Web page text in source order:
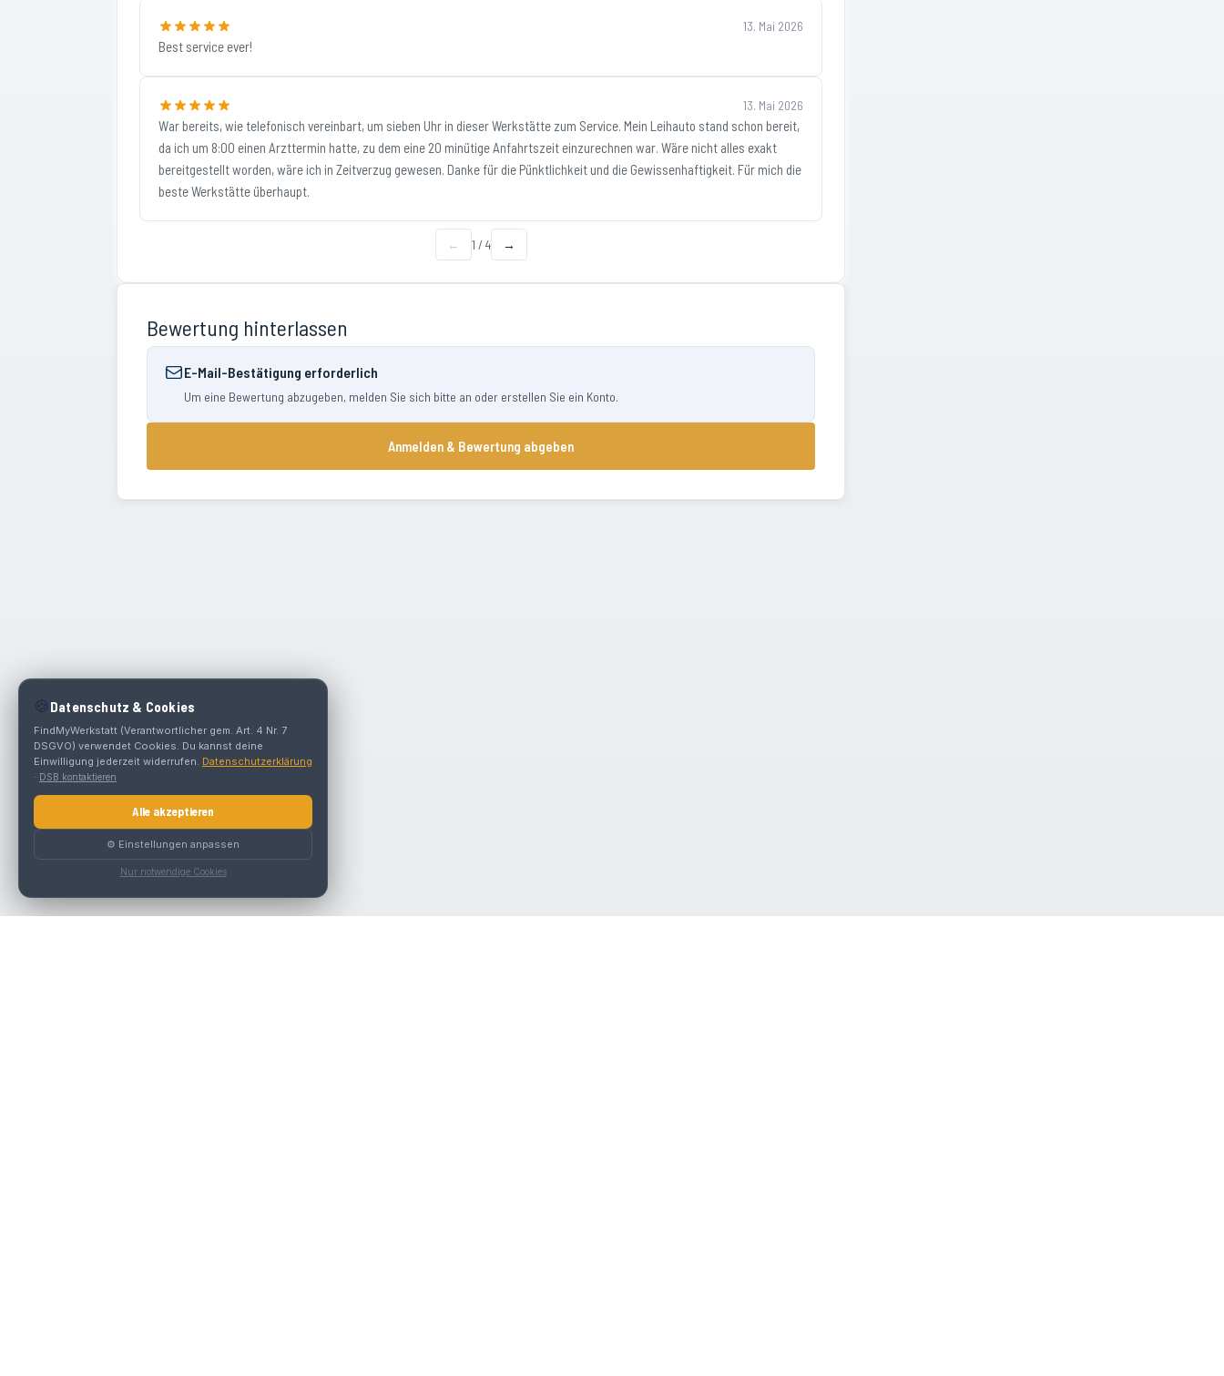
13. Mai 2026
Best service ever!
13. Mai 2026
War bereits, wie telefonisch vereinbart, um sieben Uhr in dieser Werkstätte zum Service. Mein Leihauto stand schon bereit,
da ich um 8:00 einen Arzttermin hatte, zu dem eine 20 minütige Anfahrtszeit einzurechnen war. Wäre nicht alles exakt
bereitgestellt worden, wäre ich in Zeitverzug gewesen. Danke für die Pünktlichkeit und die Gewissenhaftigkeit. Für mich die
beste Werkstätte überhaupt.
← 1 / 4 →
Bewertung hinterlassen
E-Mail-Bestätigung erforderlich
Um eine Bewertung abzugeben, melden Sie sich bitte an oder erstellen Sie ein Konto.
Anmelden & Bewertung abgeben
🍪 Datenschutz & Cookies
FindMyWerkstatt (Verantwortlicher gem. Art. 4 Nr. 7
DSGVO) verwendet Cookies. Du kannst deine
Einwilligung jederzeit widerrufen. Datenschutzerklärung
· DSB kontaktieren
Alle akzeptieren
⚙️ Einstellungen anpassen
Nur notwendige Cookies